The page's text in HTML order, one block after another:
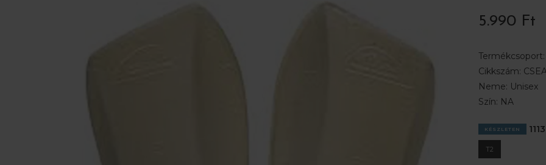
5.990 Ft
Termékcsoport:
Cikkszám:
Neme: Unisex
Szín: NA
KÉSZLETEN
T2